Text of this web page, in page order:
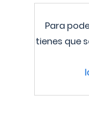
Para
tienes que